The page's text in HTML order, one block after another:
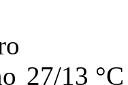
27/13 °C